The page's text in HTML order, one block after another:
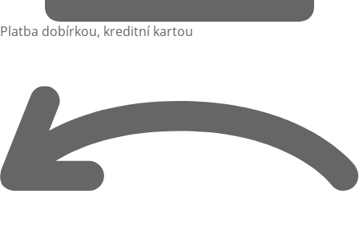
Platba dobírkou, kreditní kartou